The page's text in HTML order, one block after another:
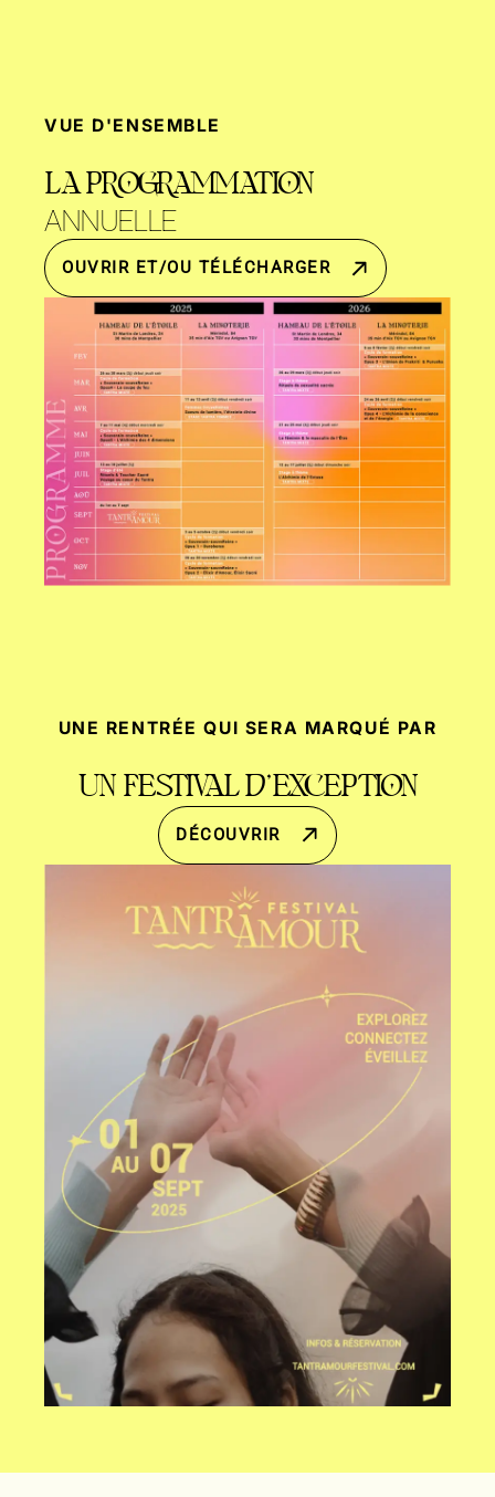
VUE D'ENSEMBLE
LA PROGRAMMATION
ANNUELLE
OUVRIR ET/OU TÉLÉCHARGER
UNE RENTRÉE QUI SERA MARQUÉ PAR
UN FESTIVAL D'EXCEPTION
DÉCOUVRIR